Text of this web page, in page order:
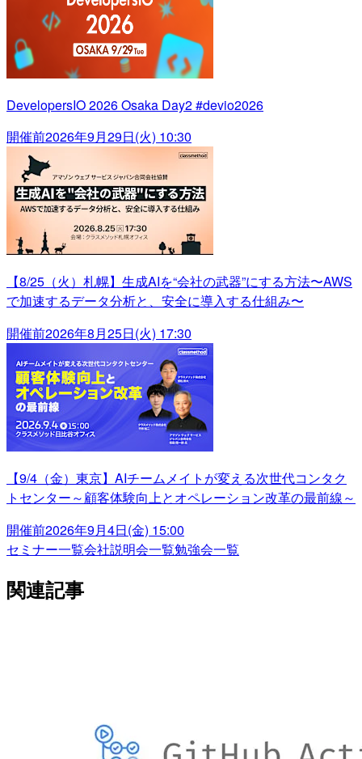
DevelopersIO 2026 Osaka Day2 #devio2026
開催前2026年9月29日(火) 10:30
【8/25（火）札幌】生成AIを“会社の武器”にする方法〜AWS
で加速するデータ分析と、安全に導入する仕組み〜
開催前2026年8月25日(火) 17:30
【9/4（金）東京】AIチームメイトが変える次世代コンタク
トセンター～顧客体験向上とオペレーション改革の最前線～
開催前2026年9月4日(金) 15:00
セミナー一覧会社説明会一覧勉強会一覧
関連記事